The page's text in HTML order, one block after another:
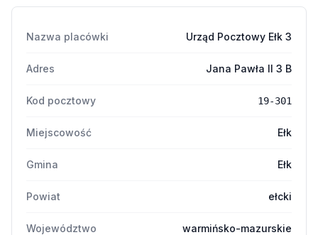
Nazwa placówki Urząd Pocztowy Ełk 3
Adres Jana Pawła II 3 B
Kod pocztowy 19-301
Miejscowość Ełk
Gmina Ełk
Powiat ełcki
Województwo warmińsko-mazurskie